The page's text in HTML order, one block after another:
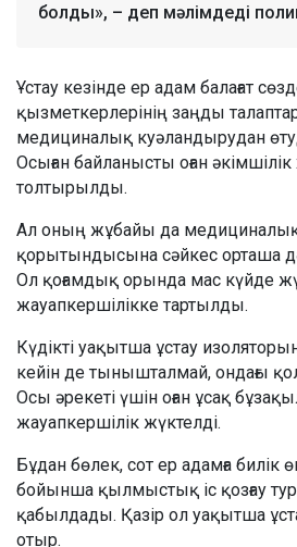
болды», – деп мәлімдеді
Ұстау кезінде ер адам балағат
қызметкерлерінің заңды
медициналық куәландырудан
Осыған байланысты оған әкімшілік
толтырылды.
Ал оның жұбайы да
қорытындысына сәйкес орташа
Ол қоғамдық орында мас күйде
жауапкершілікке тартылды.
Күдікті уақытша ұстау
кейін де тынышталмай, ондағы
Осы әрекеті үшін оған ұсақ
жауапкершілік жүктелді.
Бұдан бөлек, сот ер адамға билік
бойынша қылмыстық іс қозғау
қабылдады. Қазір ол уақытша
отыр.